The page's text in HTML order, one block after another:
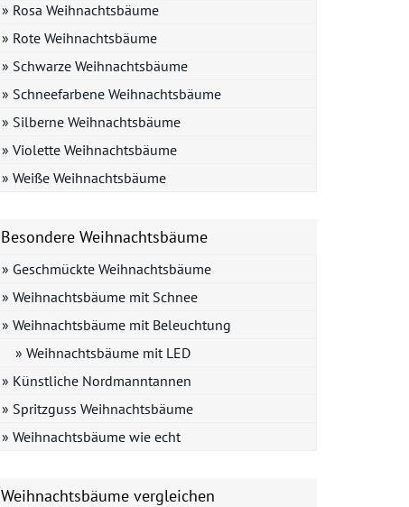
» Rosa Weihnachtsbäume
» Rote Weihnachtsbäume
» Schwarze Weihnachtsbäume
» Schneefarbene Weihnachtsbäume
» Silberne Weihnachtsbäume
» Violette Weihnachtsbäume
» Weiße Weihnachtsbäume
Besondere Weihnachtsbäume
» Geschmückte Weihnachtsbäume
» Weihnachtsbäume mit Schnee
» Weihnachtsbäume mit Beleuchtung
» Weihnachtsbäume mit LED
» Künstliche Nordmanntannen
» Spritzguss Weihnachtsbäume
» Weihnachtsbäume wie echt
Weihnachtsbäume vergleichen